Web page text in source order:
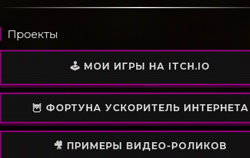
Проекты
🕹️ МОИ ИГРЫ НА ITCH.IO
🦉 ФОРТУНА УСКОРИТЕЛЬ ИНТЕРНЕТА
🎥 ПРИМЕРЫ ВИДЕО-РОЛИКОВ